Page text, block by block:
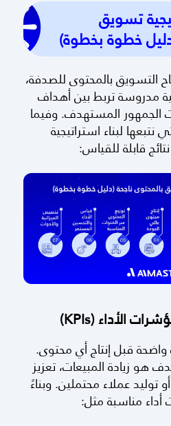
تسويق
خطوة بخطوة)
التسويق بالمحتوى للصدفة،
مدروسة تربط بين أهداف
الجمهور المستهدف. وفيما
نتبعها لبناء استراتيجية
قابلة للقياس:
واضحة قبل إنتاج أي محتوى.
هو زيادة المبيعات، تعزيز
توليد عملاء محتملين. وبناءً
مناسبة مثل: